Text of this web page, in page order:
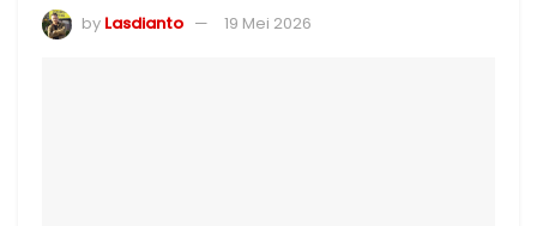
by Lasdianto 19 Mei 2026